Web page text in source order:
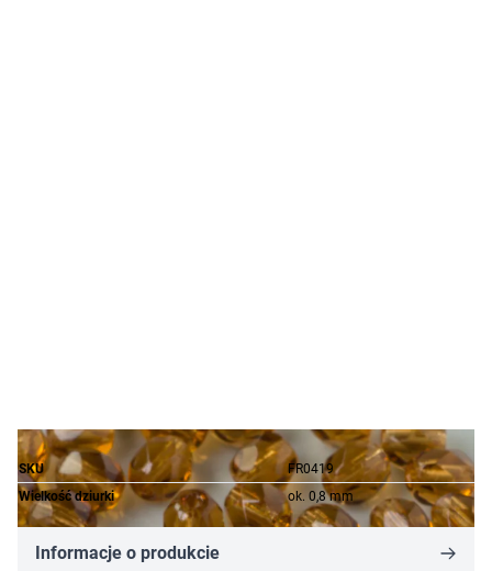
SKU
FR0419
Wielkość dziurki
ok. 0,8 mm
Informacje o produkcie